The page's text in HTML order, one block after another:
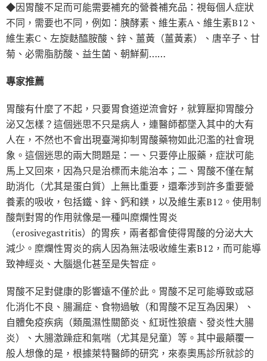
◆因胃酸不足而可能需要補充的營養補充品：視每個人症狀
不同，需要也不同，例如：胰酵素、維生素A、維生素B12、
維生素C、左旋麩醯胺酸、鋅、薑黃（薑黃素）、唐辛子、甘
菊、必需脂肪酸、益生菌、朝鮮薊……
專家推薦
胃酸有什麼了不起，只要胃食道逆流會好，就算壓抑胃酸分
泌又怎樣？這個迷思不只是病人，連醫師都墜入其中的大有
人在，不然也不會出現臺灣抑制胃酸藥物如此氾濫的社會現
象。這個迷思的兩大問題是：一、只要停止服藥，症狀可能
馬上又回來，因為只是治標而未能治本；二、胃酸不僅在幫
助消化（尤其是蛋白質）上無比重要，還牽涉到許多重要營
養素的吸收，包括鐵、鋅、鈣和鎂，以及維生素B12。使用制
酸劑對胃的作用就像是一種叫糜爛性胃炎
（erosivegastritis）的胃疾，兩者都會使得胃酸的分泌大大
減少。糜爛性胃炎的病人因為無法吸收維生素B12，而可能導
致神經炎、大腦退化甚至是失智症。
胃酸不足對健康的影響遠不僅於此。胃酸不足可能導致或惡
化消化不良、腸漏症、食物過敏（和胃酸不足互為因果）、
自體免疫疾病（類風濕性關節炎、紅斑性狼瘡、發炎性大腸
炎）、大腸激躁症和氣喘（尤其是兒童）等。其中最顛覆一
般人想像的是，根據萊特醫師的研究，來泰奧馬診所就診的